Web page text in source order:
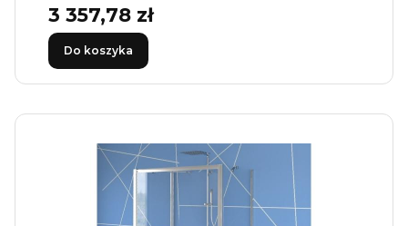
Cena
3 357,78 zł
Do koszyka